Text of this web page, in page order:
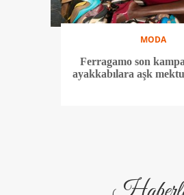
MODA
Ferragamo son
ayakkabılara aşk